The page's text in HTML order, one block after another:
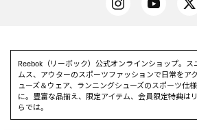
Reebok（リーボック）公式オンラインショップ。
ムス、アウターのスポーツファッションで日常をア
ューズ＆ウェア、ランニングシューズのスポーツ仕
に。豊富な品揃え、限定アイテム、会員限定特典は
らでは。